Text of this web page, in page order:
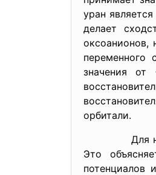
уран
делает
оксоанионов,
переменного
значения от
орбитали.
Для
Это
потенциалов